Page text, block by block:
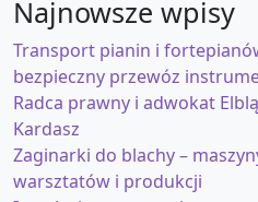
Najnowsze wpisy
Transport pianin i
bezpieczny przewóz
Radca prawny i adwokat
Kardasz
Zaginarki do blachy –
warsztatów i produkcji